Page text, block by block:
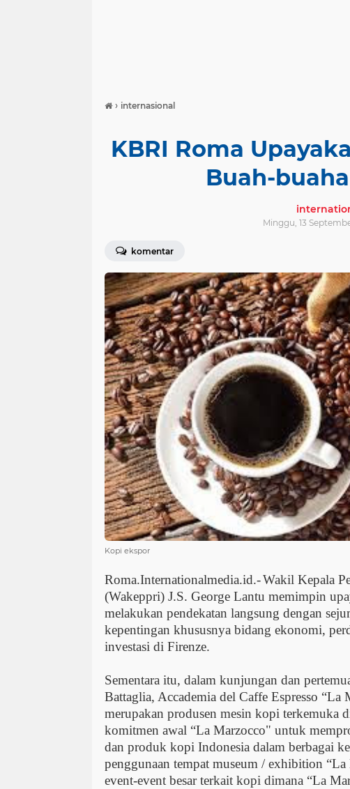
› internasional
KBRI Roma
Buah-
Minggu, 13
komentar
Kopi ekspor
Roma.Internationalmedia.id.-Wakil Kepala
(Wakeppri) J.S. George Lantu memimpin
melakukan pendekatan langsung dengan
kepentingan khususnya bidang ekonomi,
investasi di Firenze.
Sementara itu, dalam kunjungan dan
Battaglia, Accademia del Caffe Espresso “La
merupakan produsen mesin kopi terkemuka
komitmen awal “La Marzocco" untuk
dan produk kopi Indonesia dalam berbagai
penggunaan tempat museum / exhibition
event-event besar terkait kopi dimana “La